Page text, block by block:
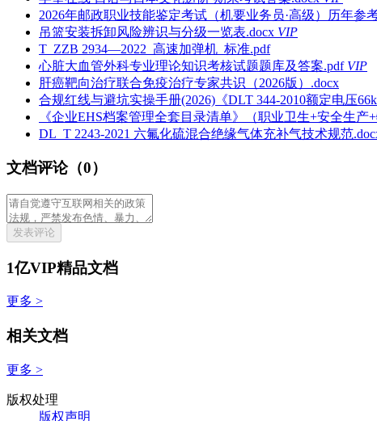
2026年邮政职业技能鉴定考试（机要业务员·高级）历年参
吊篮安装拆卸风险辨识与分级一览表.docx VIP
T_ZZB 2934—2022_高速加弹机_标准.pdf
心脏大血管外科专业理论知识考核试题题库及答案.pdf VIP
肝癌靶向治疗联合免疫治疗专家共识（2026版）.docx
合规红线与避坑实操手册(2026)《DLT 344-2010额定电压
《企业EHS档案管理全套目录清单》（职业卫生+安全生产
DL_T 2243-2021 六氟化硫混合绝缘气体充补气技术规范
文档评论（0）
发表评论
1亿VIP精品文档
更多 >
相关文档
更多 >
版权处理
版权声明